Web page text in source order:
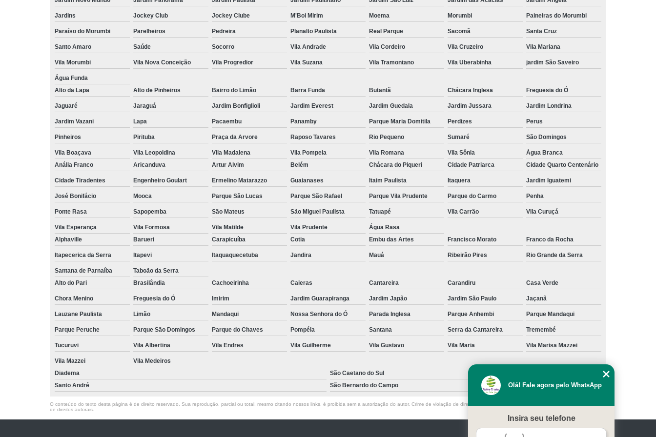
Jardins Jockey Club Jockey Clube M'Boi Mirim Moema Morumbi Paineiras do Morumbi
Paraíso do Morumbi Parelheiros Pedreira Planalto Paulista Real Parque Sacomã Santa Cruz
Santo Amaro Saúde Socorro Vila Andrade Vila Cordeiro Vila Cruzeiro Vila Mariana
Vila Morumbi Vila Nova Conceição Vila Progredior Vila Suzana Vila Tramontano Vila Uberabinha jardim São Saveiro
Água Funda
Alto da Lapa
Alto de Pinheiros Bairro do Limão Barra Funda Butantã Chácara Inglesa Freguesia do Ó
Jaguaré Jaraguá Jardim Bonfiglioli Jardim Everest Jardim Guedala Jardim Jussara Jardim Londrina
Jardim Vazani Lapa Pacaembu Panamby Parque Maria Domitila Perdizes Perus
Pinheiros Pirituba Praça da Arvore Raposo Tavares Rio Pequeno Sumaré São Domingos
Vila Boaçava Vila Leopoldina Vila Madalena Vila Pompeia Vila Romana Vila Sônia
Água Branca
Anália Franco
Aricanduva Artur Alvim Belém Chácara do Piqueri Cidade Patriarca Cidade Quarto Centenário
Cidade Tiradentes Engenheiro Goulart Ermelino Matarazzo Guaianases Itaim Paulista Itaquera Jardim Iguatemi
José Bonifácio Mooca Parque São Lucas Parque São Rafael Parque Vila Prudente Parque do Carmo Penha
Ponte Rasa Sapopemba São Mateus São Miguel Paulista Tatuapé Vila Carrão Vila Curuçá
Vila Esperança Vila Formosa Vila Matilde Vila Prudente
Água Rasa
Alphaville
Barueri Carapicuíba Cotia Embu das Artes Francisco Morato Franco da Rocha
Itapecerica da Serra Itapevi Itaquaquecetuba Jandira Mauá Ribeirão Pires Rio Grande da Serra
Santana de Parnaíba
Taboão da Serra
Alto do Pari
Brasilândia Cachoeirinha Caieras Cantareira Carandiru Casa Verde
Chora Menino Freguesia do Ó Imirim Jardim Guarapiranga Jardim Japão Jardim São Paulo Jaçanã
Lauzane Paulista Limão Mandaqui Nossa Senhora do Ó Parada Inglesa Parque Anhembi Parque Mandaqui
Parque Peruche Parque São Domingos Parque do Chaves Pompéia Santana Serra da Cantareira Tremembé
Tucuruvi Vila Albertina Vila Endres Vila Guilherme Vila Gustavo Vila Maria Vila Marisa Mazzei
Vila Mazzei
Vila Medeiros
Diadema
São Caetano do Sul
Santo André
São Bernardo do Campo
O conteúdo do texto desta página é de direito reservado. Sua reprodução, parcial ou total, mesmo citando nossos links, é proibida sem a autorização do autor. Crime de violação de direito autoral – artigo 184 do Código Penal –
de direitos autorais
Olá! Fale agora pelo WhatsApp
Insira seu telefone